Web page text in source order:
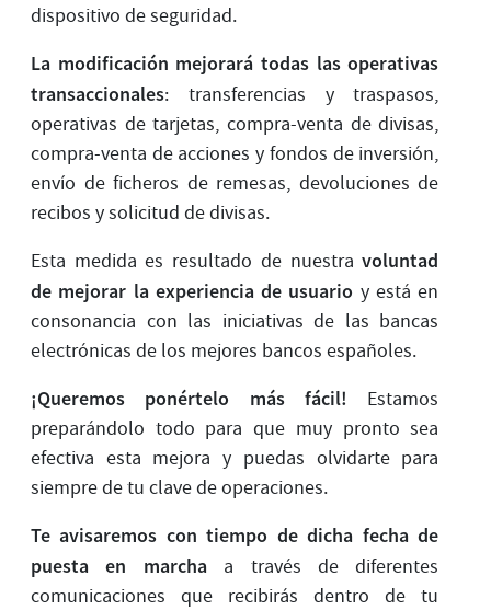
dispositivo de seguridad.
La modificación mejorará todas las operativas
transaccionales: transferencias y traspasos,
operativas de tarjetas, compra-venta de divisas,
compra-venta de acciones y fondos de inversión,
envío de ficheros de remesas, devoluciones de
recibos y solicitud de divisas.
Esta medida es resultado de nuestravoluntad
de mejorar la experiencia de usuario y está en
consonancia con las iniciativas de las bancas
electrónicas de los mejores bancos españoles.
¡Queremos ponértelo más fácil! Estamos
preparándolo todo para que muy pronto sea
efectiva esta mejora y puedas olvidarte para
siempre de tu clave de operaciones.
Te avisaremos con tiempo de dicha fecha de
puesta en marchaa través de diferentes
comunicaciones que recibirás dentro de tu